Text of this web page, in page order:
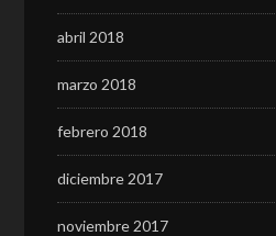
abril 2018
marzo 2018
febrero 2018
diciembre 2017
noviembre 2017